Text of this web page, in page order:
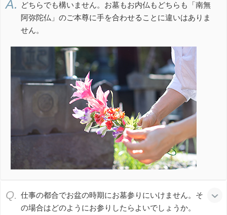
⾼校⼆年⽣の五⽉、認知症の祖⺟は亡くなった。祖⺟は認知
症になってから⾃分でできることが⼀つずつ減っていき、亡
くなる数年前は⾔葉すらも発することができなくなってい
た。さいごはその⾝のすべてを⺟と叔⺟にゆだねて、声なく
静かにその時をむかえた。
祖⺟のことで後悔していることがある。⽇常的に⺟と叔⺟が
する介護の⼿伝いをしていたが、さいごのさいごにその場か
ら逃げてしまったことである。亡くなる前に、下⾎した祖⺟
に対してガーゼなどで応急処置をしなくてはいけなくなっ
た。逃げたのは、そのときのことだ。「祖⽗のときは何もで
きなかったから、せめて祖⺟のときは…」と⼝にしていた
が、それも逃げたことで嘘になってしまった。
に虚仮
こけ
を懐
いだ
ければなり」と聞きとった 善導⼤師の⾔葉があ
る。外に良い姿をするな、内にはうそいつわりを 懐
いだ
いている
どちらでも構いません。お墓もお内仏もどちらも「南無
阿弥陀仏」のご本尊に手を合わせることに違いはありま
せん。
仕事の都合でお盆の時期にお墓参りにいけません。そ
の場合はどのようにお参りしたらよいでしょうか。